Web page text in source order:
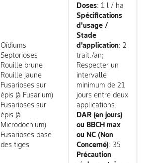
Oïdiums
Septorioses
Rouille brune
Rouille jaune
Fusarioses sur
épis (à Fusarium)
Fusarioses sur
épis (à
Microdochium)
Fusarioses base
des tiges
Doses: 1 l / ha
Spécifications
d'usage /
Stade
d'application: 2
trait./an;
Respecter un
intervalle
minimum de 21
jours entre deux
applications.
DAR (en jours)
ou BBCH max
ou NC (Non
Concerné): 35
Précaution